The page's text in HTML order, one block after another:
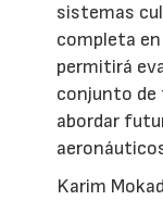
sistemas
completa
permitirá
conjunto de
abordar
Karim